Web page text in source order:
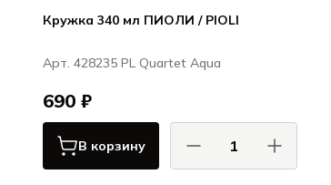
Кружка 340 мл ПИОЛИ / PIOLI
Арт. 428235 PL Quartet Aqua
690 ₽
В корзину